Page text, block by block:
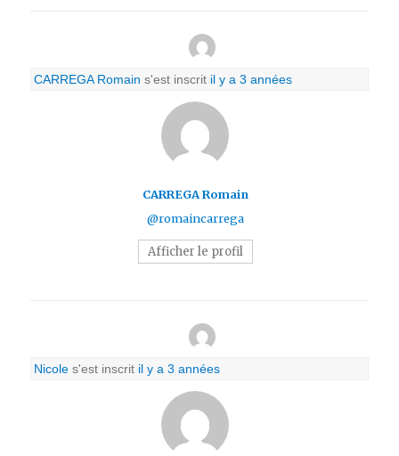
CARREGA Romain s'est inscrit il y a 3 années
CARREGA Romain
@romaincarrega
Afficher le profil
Nicole s'est inscrit il y a 3 années